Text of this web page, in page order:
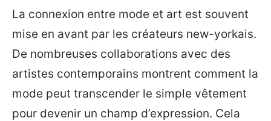
La connexion entre mode et art est souvent
mise en avant par les créateurs new-yorkais.
De nombreuses collaborations avec des
artistes contemporains montrent comment la
mode peut transcender le simple vêtement
pour devenir un champ d’expression. Cela